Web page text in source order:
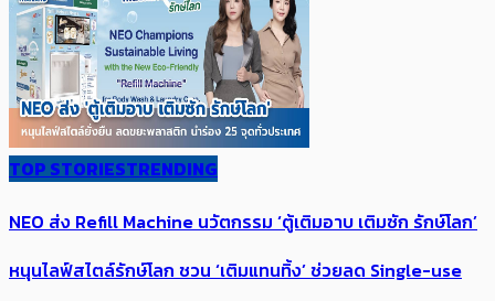
TOP STORIESTRENDING
NEO ส่ง Refill Machine นวัตกรรม ‘ตู้เติมอาบ เติมซัก รักษ์โลก’
หนุนไลฟ์สไตล์รักษ์โลก ชวน ‘เติมแทนทิ้ง’ ช่วยลด Single-use